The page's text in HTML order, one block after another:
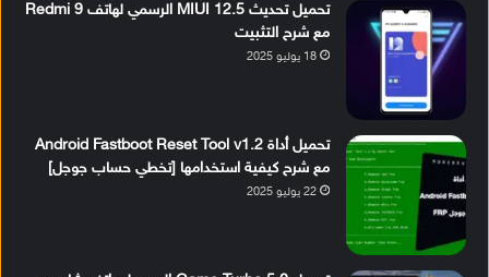
تحميل تحديث MIUI 12.5 الرسمي لهاتف Redmi 9
مع شرح التثبيت
18 يوليو 2025
تحميل أداة Android Fastboot Reset Tool v1.2
مع شرح كيفية استخدامها [تخطي حساب جوجل]
22 يوليو 2025